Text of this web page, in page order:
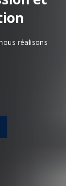
réalisons